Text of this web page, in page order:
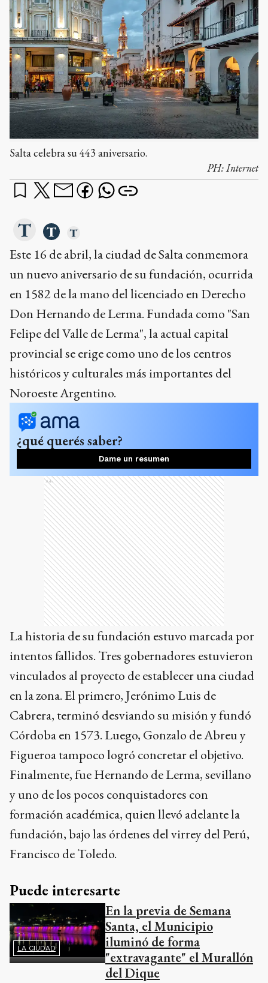
Salta celebra su 443 aniversario.
PH:Internet
Este 16 de abril, la ciudad de Salta conmemora
un nuevo aniversario de su fundación, ocurrida
en 1582 de la mano del licenciado en Derecho
Don Hernando de Lerma. Fundada como "San
Felipe del Valle de Lerma", la actual capital
provincial se erige como uno de los centros
históricos y culturales más importantes del
Noroeste Argentino.
¿qué querés saber?
Dame un resumen
Ads
La historia de su fundación estuvo marcada por
intentos fallidos. Tres gobernadores estuvieron
vinculados al proyecto de establecer una ciudad
en la zona. El primero, Jerónimo Luis de
Cabrera, terminó desviando su misión y fundó
Córdoba en 1573. Luego, Gonzalo de Abreu y
Figueroa tampoco logró concretar el objetivo.
Finalmente, fue Hernando de Lerma, sevillano
y uno de los pocos conquistadores con
formación académica, quien llevó adelante la
fundación, bajo las órdenes del virrey del Perú,
Francisco de Toledo.
Puede interesarte
LA CIUDAD
En la previa de Semana
Santa, el Municipio
iluminó de forma
"extravagante" el Murallón
del Dique